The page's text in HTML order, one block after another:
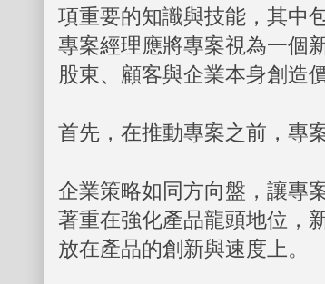
項重要的知識與技能，其中
專案經理應將專案視為一個
股東、顧客與企業本身創造價
首先，在推動專案之前，專
企業策略如同方向盤，讓專
著重在強化產品龍頭地位，
放在產品的創新與速度上。